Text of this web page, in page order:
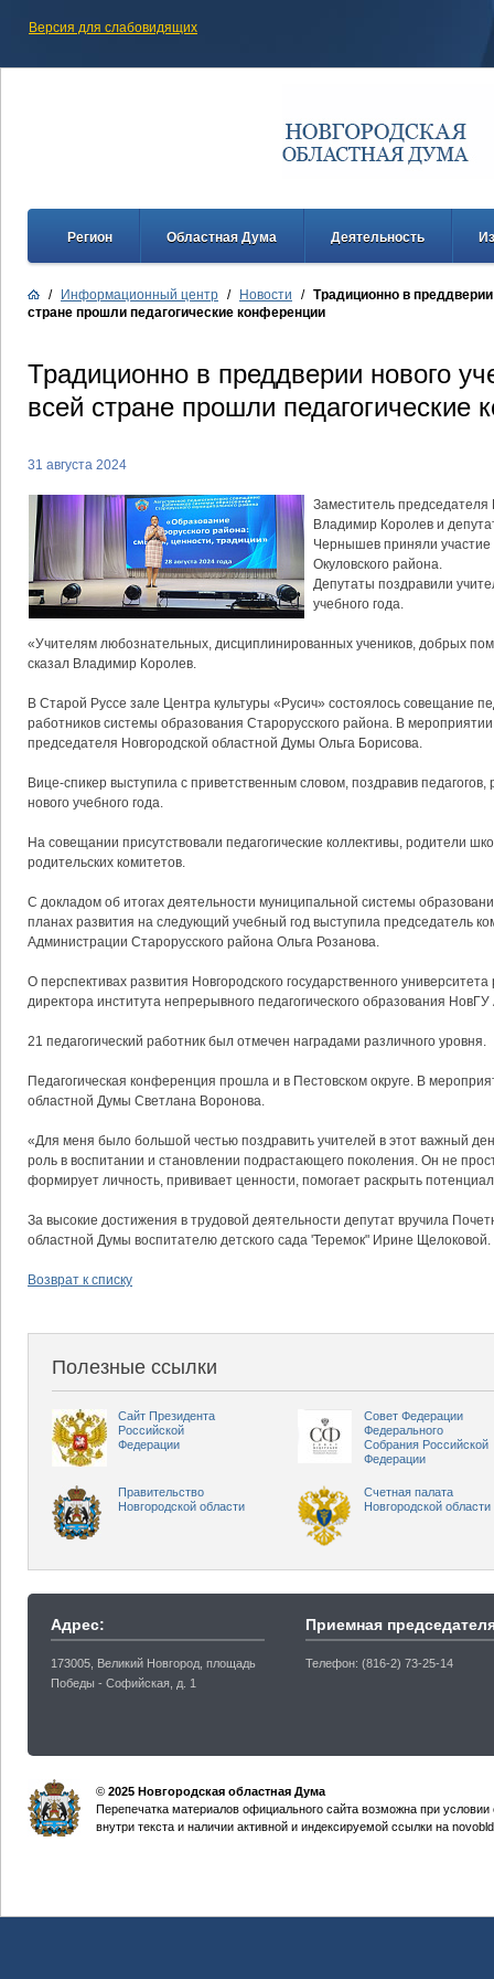
Версия для слабовидящих
Регион Областная Дума Деятельность
/ Информационный центр / Новости / Традиционно в
стране прошли педагогические конференции
Традиционно в преддверии нового
всей стране прошли педагогические
31 августа 2024
Заместитель
Владимир Королев и
Чернышев приняли участие
Окуловского района.
Депутаты поздравили
учебного года.
«Учителям любознательных, дисциплинированных учеников, добрых
сказал Владимир Королев.
В Старой Руссе зале Центра культуры «Русич» состоялось совещание
работников системы образования Старорусского района. В
председателя Новгородской областной Думы Ольга Борисова.
Вице-спикер выступила с приветственным словом, поздравив
нового учебного года.
На совещании присутствовали педагогические коллективы, родители
родительских комитетов.
С докладом об итогах деятельности муниципальной системы
планах развития на следующий учебный год выступила председатель
Администрации Старорусского района Ольга Розанова.
О перспективах развития Новгородского государственного
директора института непрерывного педагогического образования
21 педагогический работник был отмечен наградами различного уровня.
Педагогическая конференция прошла и в Пестовском округе. В
областной Думы Светлана Воронова.
«Для меня было большой честью поздравить учителей в этот важный
роль в воспитании и становлении подрастающего поколения. Он не
формирует личность, прививает ценности, помогает раскрыть
За высокие достижения в трудовой деятельности депутат вручила
областной Думы воспитателю детского сада 'Теремок" Ирине Щелоковой.
Возврат к списку
Полезные ссылки
Сайт Президента
Российской
Федерации
Совет Федерации
Федерального
Собрания Российской
Федерации
Правительство
Новгородской области
Счетная палата
Новгородской области
Адрес:
173005, Великий Новгород, площадь
Победы - Софийская, д. 1
Приемная
Телефон: (816-2) 73-25-14
© 2025 Новгородская областная Дума
Перепечатка материалов официального сайта возможна при
внутри текста и наличии активной и индексируемой ссылки на